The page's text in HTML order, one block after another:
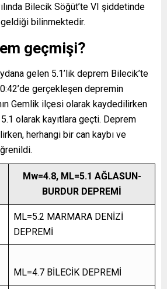
Bilecik Söğüt’te VI şiddetinde
bilinmektedir.
geçmişi?
gelen 5.1’lik deprem Bilecik’te
gerçekleşen depremin
Gemlik ilçesi olarak kaydedilirken
olarak kayıtlara geçti. Deprem
herhangi bir can kaybı ve
Mw=4.8, ML=5.1 AĞLASUN-
BURDUR DEPREMİ
ML=5.2 MARMARA DENİZİ
DEPREMİ
ML=4.7 BİLECİK DEPREMİ